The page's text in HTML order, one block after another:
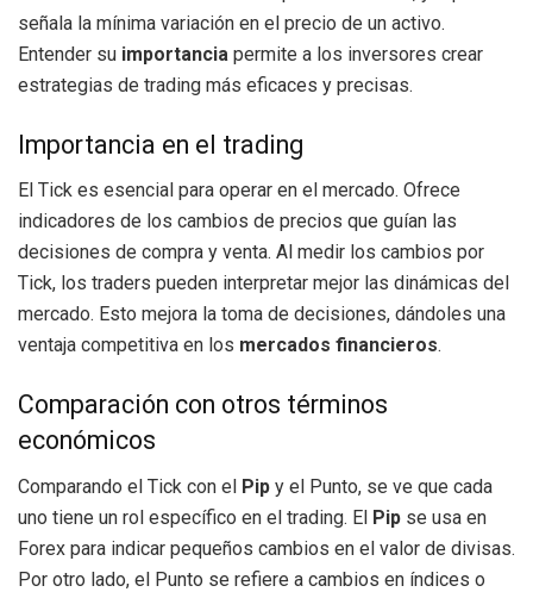
señala la mínima variación en el precio de un activo.
Entender su importancia permite a los inversores crear
estrategias de trading más eficaces y precisas.
Importancia en el trading
El Tick es esencial para operar en el mercado. Ofrece
indicadores de los cambios de precios que guían las
decisiones de compra y venta. Al medir los cambios por
Tick, los traders pueden interpretar mejor las dinámicas del
mercado. Esto mejora la toma de decisiones, dándoles una
ventaja competitiva en los mercados financieros.
Comparación con otros términos
económicos
Comparando el Tick con el Pip y el Punto, se ve que cada
uno tiene un rol específico en el trading. El Pip se usa en
Forex para indicar pequeños cambios en el valor de divisas.
Por otro lado, el Punto se refiere a cambios en índices o